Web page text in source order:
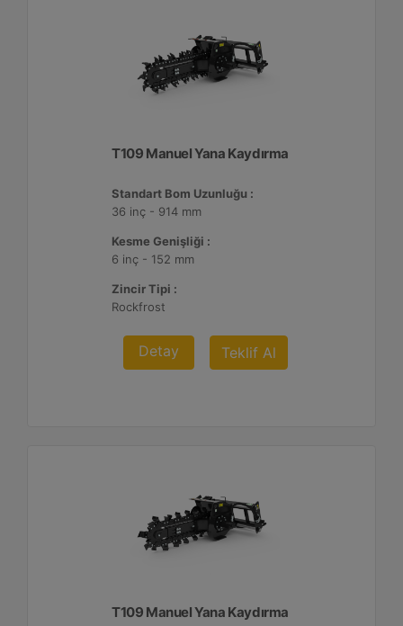
T109 Manuel Yana Kaydırma
Standart Bom Uzunluğu :
36 inç - 914 mm
Kesme Genişliği :
6 inç - 152 mm
Zincir Tipi :
Rockfrost
Detay Teklif Al
T109 Manuel Yana Kaydırma